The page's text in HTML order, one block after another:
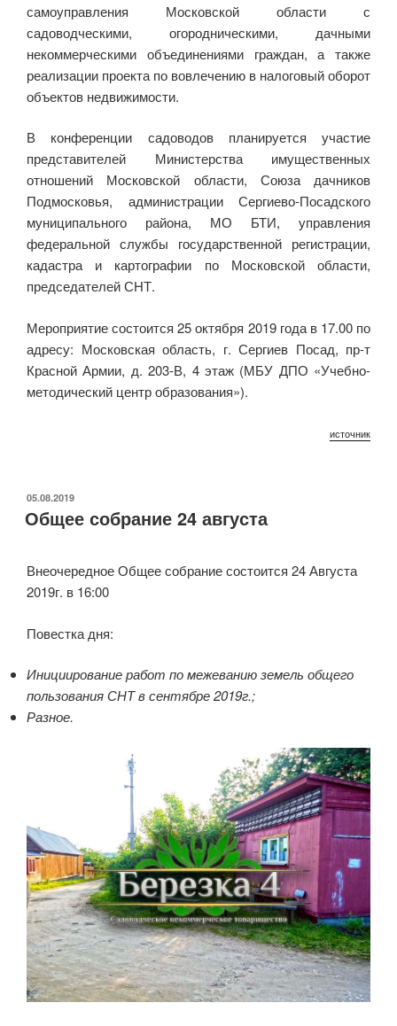
самоуправления Московской области с
садоводческими, огородническими, дачными
некоммерческими объединениями граждан, а также
реализации проекта по вовлечению в налоговый оборот
объектов недвижимости.
В конференции садоводов планируется участие
представителей Министерства имущественных
отношений Московской области, Союза дачников
Подмосковья, администрации Сергиево-Посадского
муниципального района, МО БТИ, управления
федеральной службы государственной регистрации,
кадастра и картографии по Московской области,
председателей СНТ.
Мероприятие состоится 25 октября 2019 года в 17.00 по
адресу: Московская область, г. Сергиев Посад, пр-т
Красной Армии, д. 203-В, 4 этаж (МБУ ДПО «Учебно-
методический центр образования»).
источник
ОПУБЛИКОВАНО
05.08.2019
Общее собрание 24 августа
Внеочередное Общее собрание состоится 24 Августа
2019г. в 16:00
Повестка дня:
Инициирование работ по межеванию земель общего
пользования СНТ в сентябре 2019г.;
Разное.